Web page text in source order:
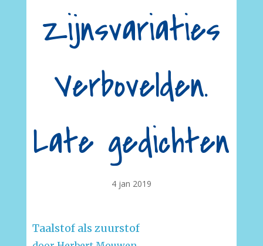
Zijnsvariaties
Verbovelden.
Late gedichten
4 jan 2019
Taalstof als zuurstof